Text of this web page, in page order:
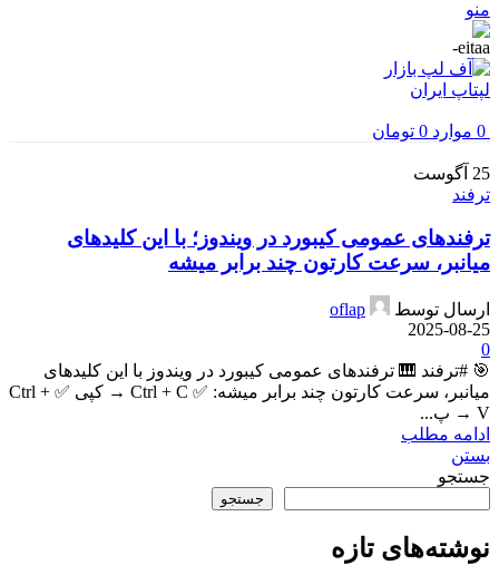
منو
0 موارد 0 تومان
25 آگوست
ترفند
ترفندهای عمومی کیبورد در ویندوز؛ با این کلیدهای
میانبر، سرعت کارتون چند برابر میشه
ارسال توسط
oflap
2025-08-25
0
🎯 #ترفند 🎹 ترفندهای عمومی کیبورد در ویندوز با این کلیدهای
میانبر، سرعت کارتون چند برابر میشه: ✅ Ctrl + C → کپی ✅ Ctrl +
V → پ...
ادامه مطلب
بستن
جستجو
جستجو
نوشته‌های تازه